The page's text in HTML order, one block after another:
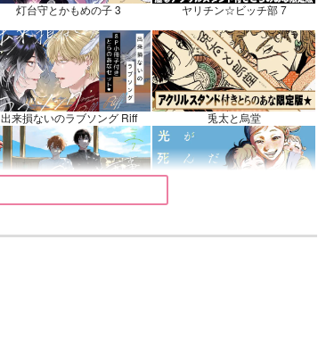
灯台守とかもめの子 3 ヤリチン☆ビッチ部 7
出来損ないのラブソング Riff 兎太と烏堂